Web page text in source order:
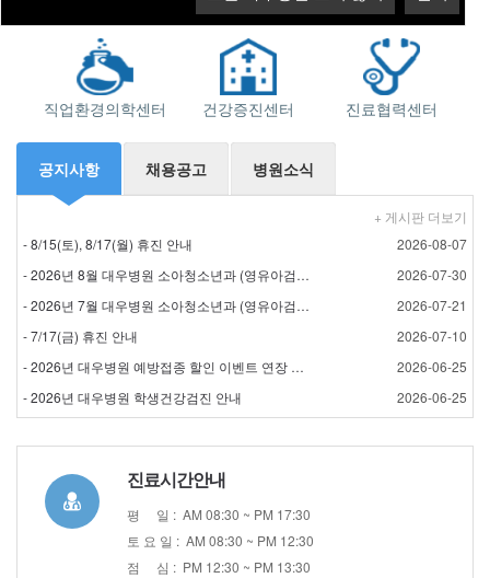
직업환경의학센터 건강증진센터 진료협력센터
공지사항 채용공고 병원소식
+ 게시판 더보기
- 8/15(토), 8/17(월) 휴진 안내
2026-08-07
- 2026년 8월 대우병원 소아청소년과 (영유아검진) 검…
2026-07-30
- 2026년 7월 대우병원 소아청소년과 (영유아검진) 검…
2026-07-21
- 7/17(금) 휴진 안내
2026-07-10
- 2026년 대우병원 예방접종 할인 이벤트 연장 안내
2026-06-25
- 2026년 대우병원 학생건강검진 안내
2026-06-25
진료시간안내
평 일 : AM 08:30 ~ PM 17:30
토 요 일 : AM 08:30 ~ PM 12:30
점 심 : PM 12:30 ~ PM 13:30